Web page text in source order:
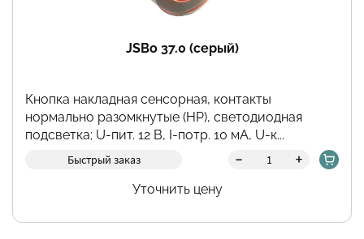
JSBo 37.0 (серый)
Кнопка накладная сенсорная, контакты
нормально разомкнутые (НР), светодиодная
подсветка; U-пит. 12 В, I-потр. 10 мА, U-к...
Быстрый заказ - +
Уточнить цену